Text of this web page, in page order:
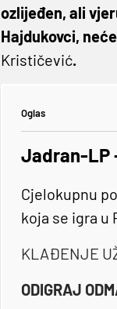
ozlijeđen, ali
Hajdukovci,
Krističević.
Oglas
Jadran-LP
Cjelokupnu
koja se igra u
KLAĐENJE
ODIGRAJ